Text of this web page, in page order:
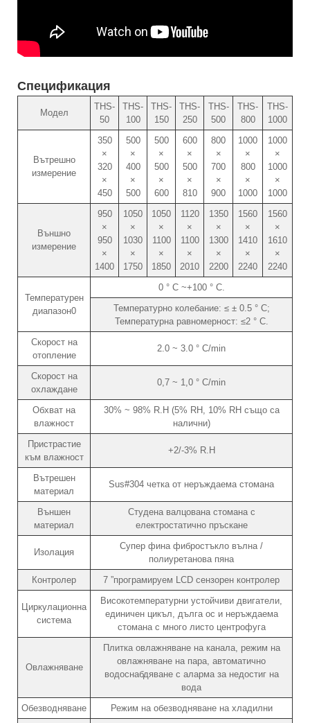
Спецификация
Модел
THS-
50
THS-
100
THS-
150
THS-
250
THS-
500
THS-
800
THS-
1000
Вътрешно
измерение
350
×
320
×
450
500
×
400
×
500
500
×
500
×
600
600
×
500
×
810
800
×
700
×
900
1000
×
800
×
1000
1000
×
1000
×
1000
Външно
измерение
950
×
950
×
1400
1050
×
1030
×
1750
1050
×
1100
×
1850
1120
×
1100
×
2010
1350
×
1300
×
2200
1560
×
1410
×
2240
1560
×
1610
×
2240
Температурен
диапазон0
0 ° C ~+100 ° C.
Температурно колебание: ≤ ± 0.5 ° C;
Температурна равномерност: ≤2 ° C.
Скорост на
отопление
2.0 ~ 3.0 ° C/min
Скорост на
охлаждане
0,7 ~ 1,0 ° C/min
Обхват на
влажност
30% ~ 98% R.H (5% RH, 10% RH също са
налични)
Пристрастие
към влажност
+2/-3% R.H
Вътрешен
материал
Sus#304 четка от неръждаема стомана
Външен
материал
Студена валцована стомана с
електростатично пръскане
Изолация
Супер фина фибростъкло вълна /
полиуретанова пяна
Контролер
7 ”програмируем LCD сензорен контролер
Циркулационна
система
Високотемпературни устойчиви двигатели,
единичен цикъл, дълга ос и неръждаема
стомана с много листо центрофуга
Овлажняване
Плитка овлажняване на канала, режим на
овлажняване на пара, автоматично
водоснабдяване с аларма за недостиг на
вода
Обезводняване
Режим на обезводняване на хладилни